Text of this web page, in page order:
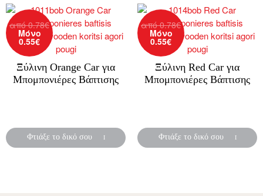
Ξύλινη Orange Car για
Μπομπονιέρες Βάπτισης
από 0.78€
Μόνο
0.55€
Φτιάξε το δικό σου
Ξύλινη Red Car για
Μπομπονιέρες Βάπτισης
από 0.78€
Μόνο
0.55€
Φτιάξε το δικό σου